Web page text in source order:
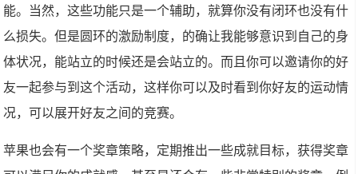
能。当然，这些功能只是一个辅助，就算你没有闭环也没有什
么损失。但是圆环的激励制度，的确让我能够意识到自己的身
体状况，能站立的时候还是会站立的。而且你可以邀请你的好
友一起参与到这个活动，这样你可以及时看到你好友的运动情
况，可以展开好友之间的竞赛。
苹果也会有一个奖章策略，定期推出一些成就目标，获得奖章